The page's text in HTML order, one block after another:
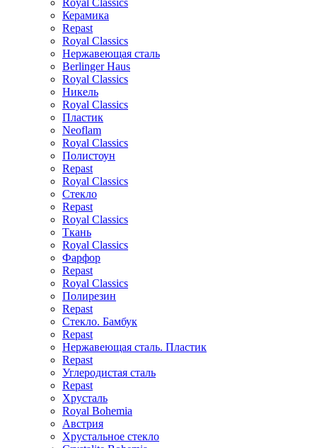
Royal Classics
Керамика
Repast
Royal Classics
Нержавеющая сталь
Berlinger Haus
Royal Classics
Никель
Royal Classics
Пластик
Neoflam
Royal Classics
Полистоун
Repast
Royal Classics
Стекло
Repast
Royal Classics
Ткань
Royal Classics
Фарфор
Repast
Royal Classics
Полирезин
Repast
Стекло. Бамбук
Repast
Нержавеющая сталь. Пластик
Repast
Углеродистая сталь
Repast
Хрусталь
Royal Bohemia
Австрия
Хрустальное стекло